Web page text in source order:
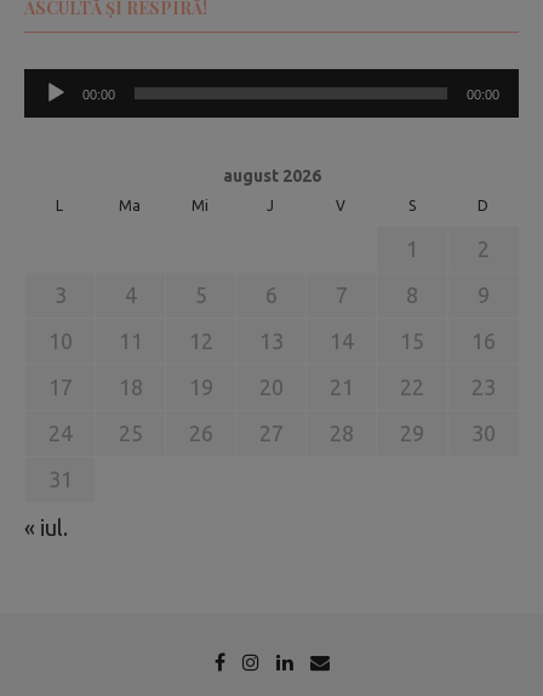
ASCULTĂ ȘI RESPIRĂ!
Player
audio
00:00 00:00
august 2026
Ma Mi J V S D
1
2
3
4 5 6 7 8
9
10
11 12 13 14 15
16
17
18 19 20 21 22
23
24
25 26 27 28 29
30
31
« iul.